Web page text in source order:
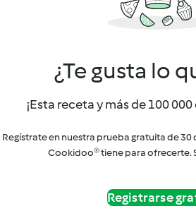
¿Te gusta lo
¡Esta receta y más de 100
Regístrate en nuestra prueba gratuita de
Cookidoo® tiene para ofrecerte.
Registrarse